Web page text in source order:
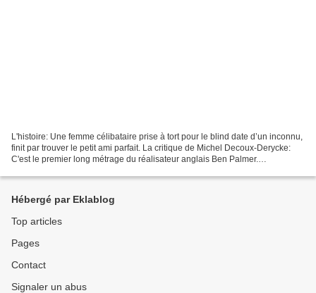
L'histoire: Une femme célibataire prise à tort pour le blind date d’un inconnu,
finit par trouver le petit ami parfait. La critique de Michel Decoux-Derycke:
C'est le premier long métrage du réalisateur anglais Ben Palmer.
Hébergé par Eklablog
Top articles
Pages
Contact
Signaler un abus